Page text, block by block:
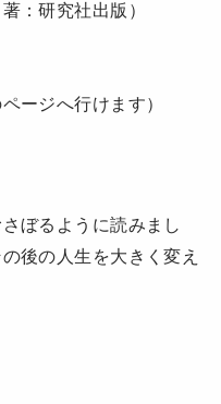
：研究社出版）
ージへ行けます）
ぼるように読みまし
後の人生を大きく変え